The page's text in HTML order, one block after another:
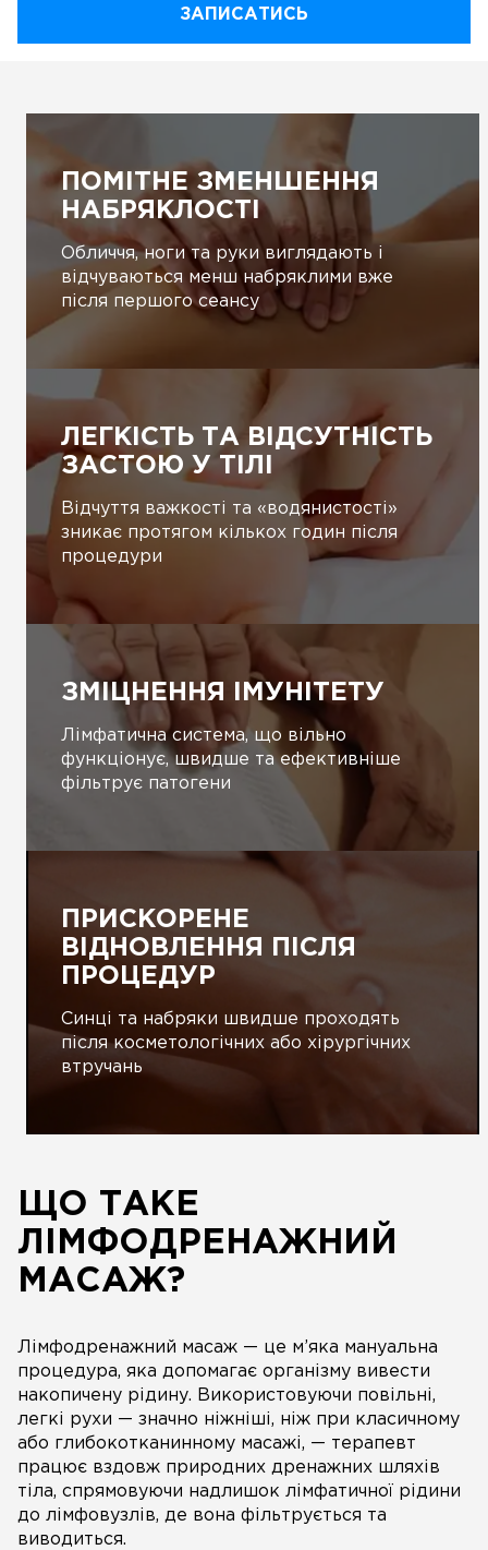
ЗАПИСАТИСЬ
ПОМІТНЕ ЗМЕНШЕННЯ
НАБРЯКЛОСТІ
Обличчя, ноги та руки виглядають і
відчуваються менш набряклими вже
після першого сеансу
ЛЕГКІСТЬ ТА ВІДСУТНІСТЬ
ЗАСТОЮ У ТІЛІ
Відчуття важкості та «водянистості»
зникає протягом кількох годин після
процедури
ЗМІЦНЕННЯ ІМУНІТЕТУ
Лімфатична система, що вільно
функціонує, швидше та ефективніше
фільтрує патогени
ПРИСКОРЕНЕ
ВІДНОВЛЕННЯ ПІСЛЯ
ПРОЦЕДУР
Синці та набряки швидше проходять
після косметологічних або хірургічних
втручань
ЩО ТАКЕ
ЛІМФОДРЕНАЖНИЙ
МАСАЖ?
Лімфодренажний масаж — це м’яка мануальна
процедура, яка допомагає організму вивести
накопичену рідину. Використовуючи повільні,
легкі рухи — значно ніжніші, ніж при класичному
або глибокотканинному масажі, — терапевт
працює вздовж природних дренажних шляхів
тіла, спрямовуючи надлишок лімфатичної рідини
до лімфовузлів, де вона фільтрується та
виводиться.